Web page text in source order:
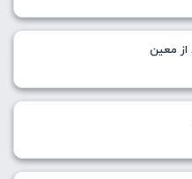
معین